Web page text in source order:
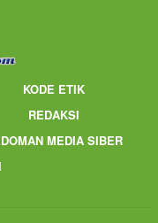
KODE ETIK
REDAKSI
MEDIA SIBER